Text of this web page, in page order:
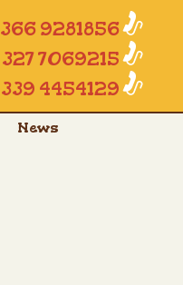
366 9281856
327 7069215
339 4454129
News